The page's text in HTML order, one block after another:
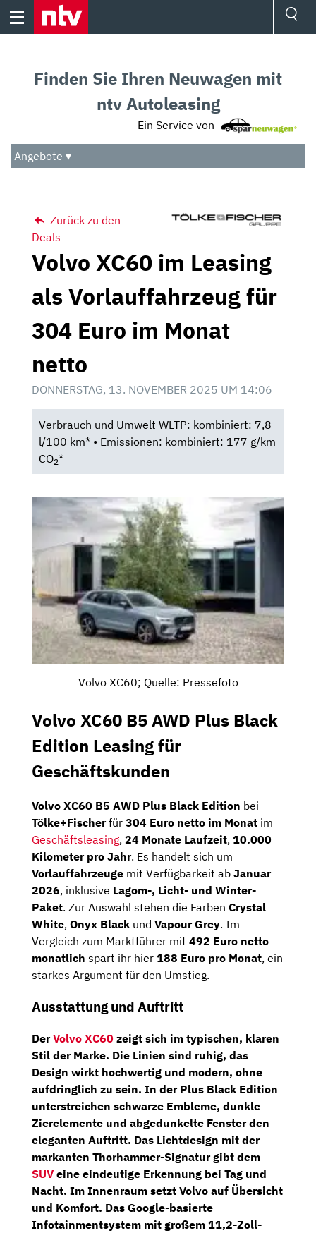
Skip
Audio
Das Beste
Finden Sie Ihren Neuwagen mit
ntv Autoleasing
Ein Service von
Angebote ▾
Zurück zu den
Deals
Volvo XC60 im Leasing
als Vorlauffahrzeug für
304 Euro im Monat
netto
DONNERSTAG, 13. NOVEMBER 2025 UM 14:06
Verbrauch und Umwelt WLTP: kombiniert: 7,8
l/100 km* • Emissionen: kombiniert: 177 g/km
CO2*
Volvo XC60; Quelle: Pressefoto
Volvo XC60 B5 AWD Plus Black
Edition Leasing für
Geschäftskunden
Volvo XC60 B5 AWD Plus Black Edition bei
Tölke+Fischerfür 304 Euro netto im Monat im
Geschäftsleasing, 24 Monate Laufzeit, 10.000
Kilometer pro Jahr. Es handelt sich um
Vorlauffahrzeuge mit Verfügbarkeit ab Januar
2026, inklusive Lagom-, Licht- und Winter-
Paket. Zur Auswahl stehen die Farben Crystal
White, Onyx Black und Vapour Grey. Im
Vergleich zum Marktführer mit 492 Euro netto
monatlich spart ihr hier 188 Euro pro Monat, ein
starkes Argument für den Umstieg.
Ausstattung und Auftritt
DerVolvo XC60 zeigt sich im typischen, klaren
Stil der Marke. Die Linien sind ruhig, das
Design wirkt hochwertig und modern, ohne
aufdringlich zu sein. In der Plus Black Edition
unterstreichen schwarze Embleme, dunkle
Zierelemente und abgedunkelte Fenster den
eleganten Auftritt. Das Lichtdesign mit der
markanten Thorhammer-Signatur gibt dem
SUV eine eindeutige Erkennung bei Tag und
Nacht. Im Innenraum setzt Volvo auf Übersicht
und Komfort. Das Google-basierte
Infotainmentsystem mit großem 11,2-Zoll-